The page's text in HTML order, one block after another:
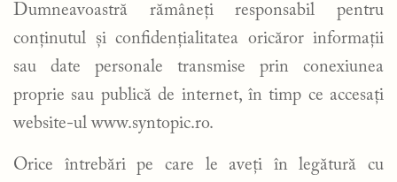
Dumneavoastră rămâneți responsabil pentru
conținutul și confidențialitatea oricăror informații
sau date personale transmise prin conexiunea
proprie sau publică de internet, în timp ce accesați
website-ul www.syntopic.ro.
Orice întrebări pe care le aveți în legătură cu